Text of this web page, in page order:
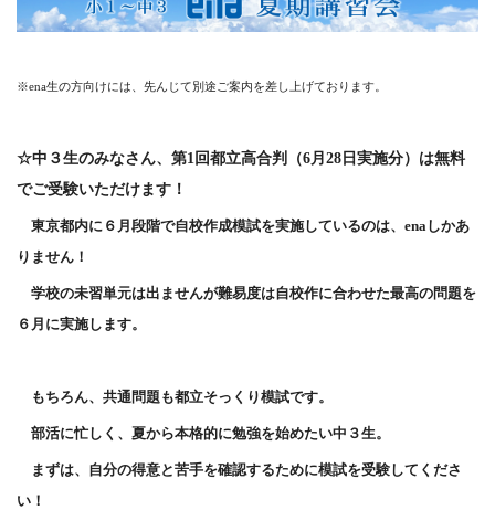
※ena生の方向けには、先んじて別途ご案内を差し上げております。
☆中３生のみなさん、第1回都立高合判（6月28日実施分）は無料
でご受験いただけます！
東京都内に６月段階で自校作成模試を実施しているのは、 enaしかあ
りません！
学校の未習単元は出ませんが難易度は自校作に合わせた最高の問題を
６月に実施します。
もちろん、共通問題も都立そっくり模試です。
部活に忙しく、夏から本格的に勉強を始めたい中３生。
まずは、自分の得意と苦手を確認するために模試を受験してくださ
い！